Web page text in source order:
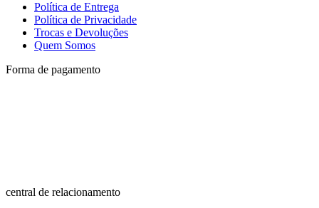
Política de Entrega
Política de Privacidade
Trocas e Devoluções
Quem Somos
Forma de pagamento
central de relacionamento